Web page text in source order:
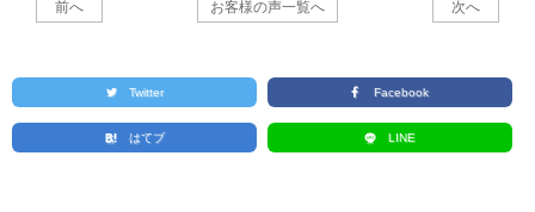
お客様の声一覧へ
前へ 次へ
Twitter Facebook
はてブ LINE